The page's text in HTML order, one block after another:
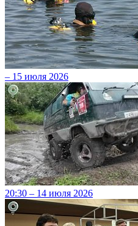
– 15 июля 2026
20:30 – 14 июля 2026